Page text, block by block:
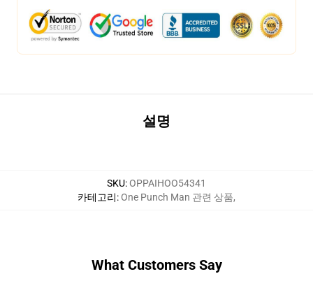
설명
SKU:OPPAIHOO54341
카테고리:One Punch Man 관련 상품,
What Customers Say